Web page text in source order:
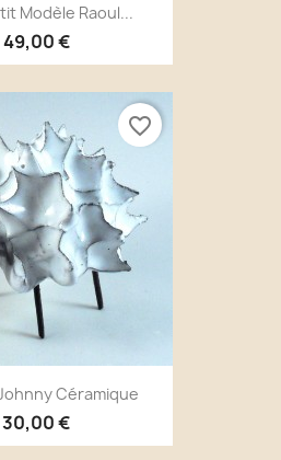
Modèle Raoul...
49,00 €
Céramique
30,00 €
favorite_border